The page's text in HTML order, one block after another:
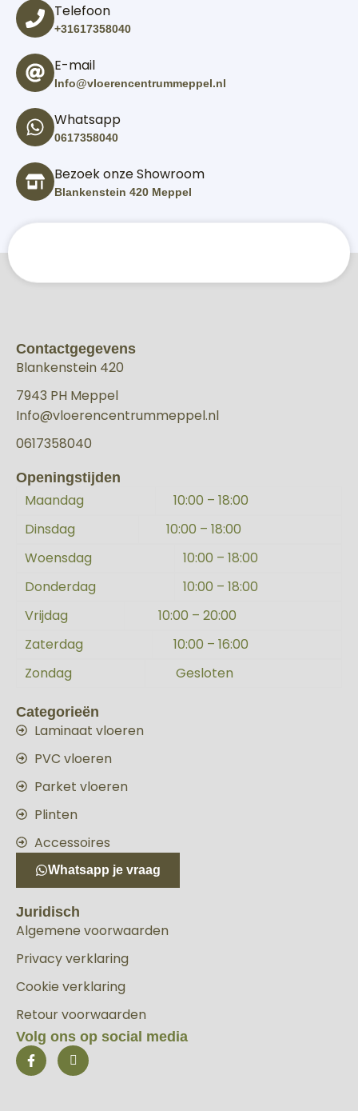
Telefoon
+31617358040
E-mail
Info@vloerencentrummeppel.nl
Whatsapp
0617358040
Bezoek onze Showroom
Blankenstein 420 Meppel
Contactgegevens
Blankenstein 420
7943 PH Meppel
Info@vloerencentrummeppel.nl
0617358040
Openingstijden
Maandag
10:00 – 18:00
Dinsdag
10:00 – 18:00
Woensdag
10:00 – 18:00
Donderdag
10:00 – 18:00
Vrijdag
10:00 – 20:00
Zaterdag
10:00 – 16:00
Zondag
Gesloten
Categorieën
Laminaat vloeren
PVC vloeren
Parket vloeren
Plinten
Accessoires
Whatsapp je vraag
Juridisch
Algemene voorwaarden
Privacy verklaring
Cookie verklaring
Retour voorwaarden
Volg ons op social media